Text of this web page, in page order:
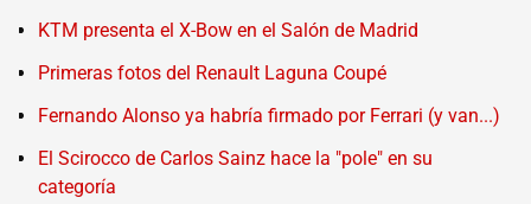
KTM presenta el X-Bow en el Salón de Madrid
Primeras fotos del Renault Laguna Coupé
Fernando Alonso ya habría firmado por Ferrari (y van...)
El Scirocco de Carlos Sainz hace la "pole" en su
categoría